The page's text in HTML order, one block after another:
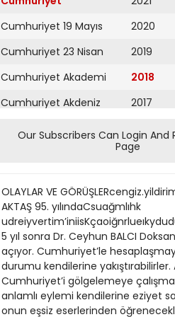
Cumhuriyet 19 Mayıs
Cumhuriyet 23 Nisan
Cumhuriyet Akademi
Cumhuriyet Akdeniz
Cumhuriyet Alışveriş
Cumhuriyet Ankara
Cumhuriyet Büyük
Taaruz
Cumhuriyet
Cumartesi
Cumhuriyet Çevre
2020
2019
2018
2017
2016
2015
2013
2012
2011
2010
2009
Our Subscribers Can Login And
Page
OLAYLAR VE GÖRÜŞLERcengiz.yildirim@cumhuriyet.com.tr eposta: gorus@cumhuriyet.com.tr Pazar 9 Aralık 2018 2 TASARIM: BAHADIR AKTAŞ 95. yılındaCsuağmlıhk udreiyvertim’iniisKçaoiğnrlueıkydudüceşuvürlsieamnğilanıkceınarnaılhlaamsyııedştıunorkıunumttaeCnmubemlirthaguşerıliiayşşmeıtl’eaidnmira.da 5 yıl sonra Dr. Ceyhun BALCI Doksan beşinci yıldönümünde Cumhuriyet’in gölgelenmesi çabası ilginç manzaralarla karşılaşmamıza yol açıyor. Cumhuriyet’le hesaplaşmaya ant içmiş iktidar sahipleri (farkına vararak ya da varmayarak) çıtayı iyice alçaltmış olmaktadır. Bu durumu kendilerine yakıştırabilirler. Ancak, Cumhuriyet’e yakışmadığı kesindir. Cam, çelik, beton yığınından oluşan havaalanı ile Cumhuriyet’i gölgelemeye çalışmak hiç de akıllıca bir yöntem değildir. Olsa olsa 29 Ekim’de Anıt Kabir’e gitmekten kurtarır bu değerli ve anlamlı eylemi kendilerine eziyet sayanları. Kocaman bir Cumhuriyet kalıtını mirasyedi pişkinliğiyle tüketenlerin Cumhuriyet’ten ve onun eşsiz eserlerinden öğrenecekleri çok şey olduğunu bir kez daha anımsa(t)makta yarar var. Akıldışı ve savurganca Günümüz iktidarı yaklaşık 15 yıldır pek çok şeyi ve özellikle de sağlıkta yaptıklarını övünç kaynağı olarak görmektedir. Sağlıkta Dönüşüm adı altında uygulamaya konanlar, öncesindeki yanlışlık ve eksikliklerin yarattığı yokluğun üzerine eklediği niteliksiz çoklukla insanlarımızı etkileyebilmiştir. Sözcüğün tam anlamıyla çokluk üzerine kurulu; akıldışı ve savurganca olarak da nitelenebilecek Sağlıkta Dönüşüm Programı tel tel dökülmektedir gerçekte. Ülke nüfusundan daha fazlasının bir yıl boyunca acil servisleri doldurmuş olmasına Türk vatandaşlarının yılda ortalama 10 kez doktor muayenesine gitmişliği eklendiğinde niteliksiz çokluk tanımı daha iyi anlaşılabilecektir. Çokluğun kaçınılmaz şekilde değersizleşmeye yol açtığı ortamda doktora ve sağlık çalışanlarına sövme, onları dövme ve hatta yaşamlarını sonlandırma fırsatının kitlelere cömertçe Cumhuriyetin ilk ve en uzun süre görev yapmış Sağlık Bakanı Refik Saydam, Atatürk’le. sunulduğu XXI. Yüzyıl Türkiyesi’nde Cumhuriyet’in Sağlık Devrimi’ne göz atmanın tam da sırasıdır. Batılıların I. Dünya Savaşı’na “Büyük Savaş” nitelemesi yaptığını düşünürsek; 1911’de başlayan 1922’de silahlı bölümü sonlanan Türklerin üç anakarada, yedi düvele karşı verdiği savaşa nasıl bir nitelemeyi uygun göreceklerini bilmek isterdim! Yoksul ve yoksun olmanın yanı sıra bilisiz ve sağlıksız bir Türk toplumunun Anadolu’nun geriye kalan biricik varlığı olduğu gerçeği gün gibi ortadadır. Savaş yorgunu, çiçeği burnunda Cumhuriyet’in sağlık alanında gözler